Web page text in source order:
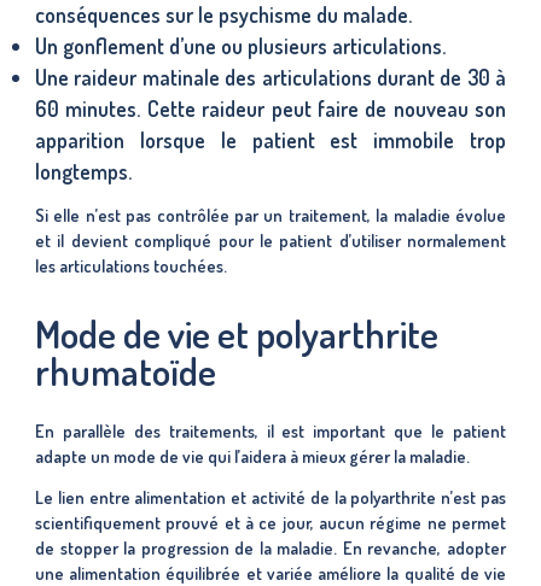
conséquences sur le psychisme du malade.
Un gonflement d’une ou plusieurs articulations.
Une raideur matinale des articulations durant de 30 à
60 minutes. Cette raideur peut faire de nouveau son
apparition lorsque le patient est immobile trop
longtemps.
Si elle n’est pas contrôlée par un traitement, la maladie évolue
et il devient compliqué pour le patient d’utiliser normalement
les articulations touchées.
Mode de vie et polyarthrite
rhumatoïde
En parallèle des traitements, il est important que le patient
adapte un mode de vie qui l’aidera à mieux gérer la maladie.
Le lien entre alimentation et activité de la polyarthrite n’est pas
scientifiquement prouvé et à ce jour, aucun régime ne permet
de stopper la progression de la maladie. En revanche, adopter
une alimentation équilibrée et variée améliore la qualité de vie